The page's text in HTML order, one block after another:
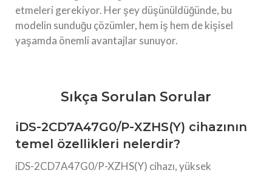
etmeleri gerekiyor. Her şey düşünüldüğünde, bu
modelin sunduğu çözümler, hem iş hem de kişisel
yaşamda önemli avantajlar sunuyor.
Sıkça Sorulan Sorular
iDS-2CD7A47G0/P-XZHS(Y) cihazının
temel özellikleri nelerdir?
iDS-2CD7A47G0/P-XZHS(Y) cihazı, yüksek